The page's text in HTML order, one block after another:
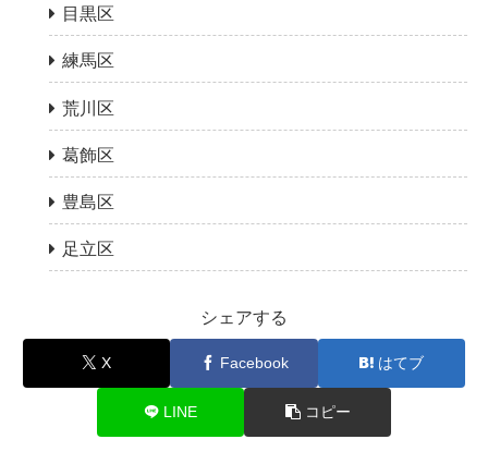
目黒区
練馬区
荒川区
葛飾区
豊島区
足立区
シェアする
X Facebook はてブ
LINE コピー